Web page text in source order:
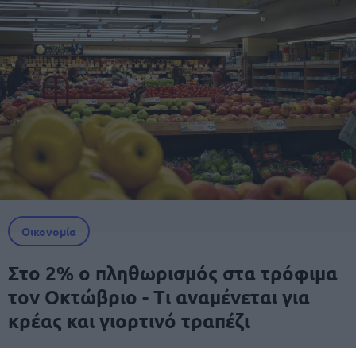
Οικονομία
Στο 2% ο πληθωρισμός στα τρόφιμα
τον Οκτώβριο - Τι αναμένεται για
κρέας και γιορτινό τραπέζι